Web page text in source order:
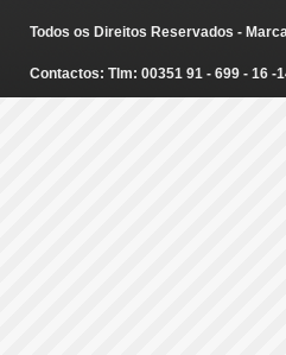
Todos os Direitos Reservados -
Contactos: Tlm: 00351 91 - 699 - 16 -